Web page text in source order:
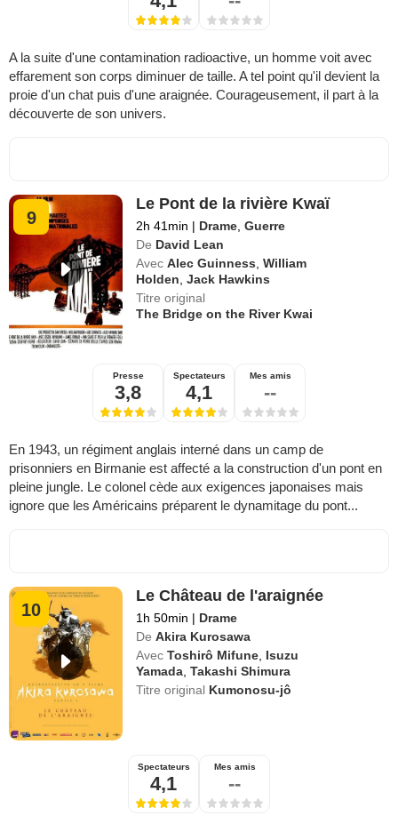
A la suite d'une contamination radioactive, un homme voit avec
effarement son corps diminuer de taille. A tel point qu'il devient la
proie d'un chat puis d'une araignée. Courageusement, il part à la
découverte de son univers.
9
Le Pont de la rivière Kwaï
2h 41min | Drame ,Guerre
De David Lean
Avec Alec Guinness ,William
Holden ,Jack Hawkins
Titre original
The Bridge on the River Kwai
Presse
3,8
Spectateurs
4,1
Mes amis
--
En 1943, un régiment anglais interné dans un camp de
prisonniers en Birmanie est affecté a la construction d'un pont en
pleine jungle. Le colonel cède aux exigences japonaises mais
ignore que les Américains préparent le dynamitage du pont...
10
Le Château de l'araignée
1h 50min | Drame
De Akira Kurosawa
Avec Toshirô Mifune Isuzu
Yamada ,Takashi Shimura
Titre original Kumonosu-jô
Spectateurs
4,1
Mes amis
--